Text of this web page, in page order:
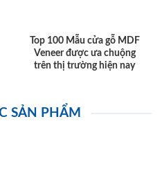
Top 100 Mẫu cửa gỗ MDF
Veneer được ưa chuộng
trên thị trường hiện nay
SẢN PHẨM